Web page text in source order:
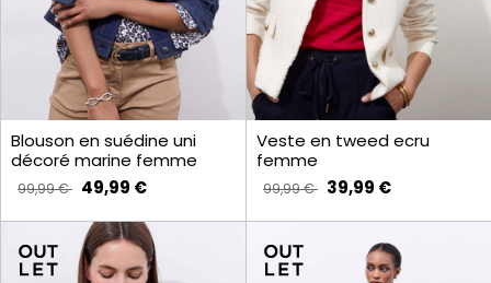
Blouson en suédine uni
décoré marine femme
99,99 € 49,99 €
Veste en tweed ecru
femme
99,99 € 39,99 €